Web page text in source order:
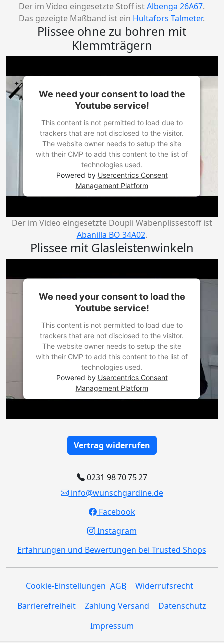
Der im Video eingesetzte Stoff istAlbenga 26A67.
Das gezeigte Maßband ist ein Hultafors Talmeter.
Plissee ohne zu bohren mit
Klemmträgern
We need your consent to load the
Youtube service!
This content is not permitted to load due to
trackers that are not disclosed to the visitor.
The website owner needs to setup the site
with their CMP to add this content to the list of
technologies used.
Powered by Usercentrics Consent
Management Platform
Der im Video eingesetzte Doupli Wabenplissestoff ist
Abanilla BO 34A02.
Plissee mit Glasleistenwinkeln
We need your consent to load the
Youtube service!
This content is not permitted to load due to
trackers that are not disclosed to the visitor.
The website owner needs to setup the site
with their CMP to add this content to the list of
technologies used.
Powered by Usercentrics Consent
Management Platform
Vertrag widerrufen
0231 98 70 75 27
info@wunschgardine.de
Facebook
Instagram
Erfahrungen und Bewertungen bei Trusted Shops
Cookie-Einstellungen AGB
Widerrufsrecht
Barrierefreiheit
Zahlung Versand
Datenschutz
Impressum